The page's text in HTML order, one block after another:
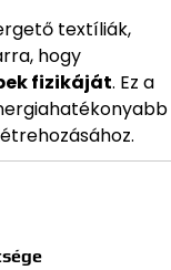
textíliák,
hogy
fizikáját. Ez a